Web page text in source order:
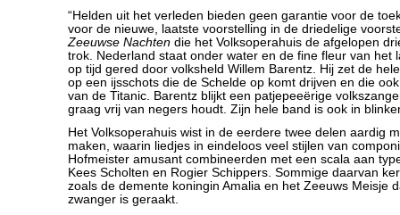
“Helden uit het verleden bieden geen garantie voor de
voor de nieuwe, laatste voorstelling in de driedelige
Zeeuwse Nachten die het Volksoperahuis de afgelopen
trok. Nederland staat onder water en de fine fleur van het
op tijd gered door volksheld Willem Barentz. Hij zet de
op een ijsschots die de Schelde op komt drijven en die
van de Titanic. Barentz blijkt een patjepeeërige
graag vrij van negers houdt. Zijn hele band is ook in
Het Volksoperahuis wist in de eerdere twee delen aardig
maken, waarin liedjes in eindeloos veel stijlen van
Hofmeister amusant combineerden met een scala aan
Kees Scholten en Rogier Schippers. Sommige daarvan
zoals de demente koningin Amalia en het Zeeuws Meisje
zwanger is geraakt.